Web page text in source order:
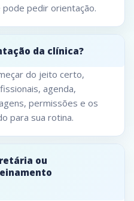
pedir orientação.
da clínica?
do jeito certo,
agenda,
permissões e os
para sua rotina.
ou